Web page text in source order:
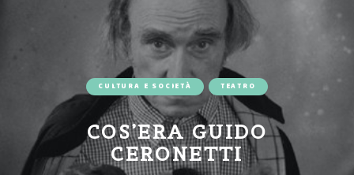
CULTURA E SOCIETÀ TEATRO
COS’ERA GUIDO
CERONETTI